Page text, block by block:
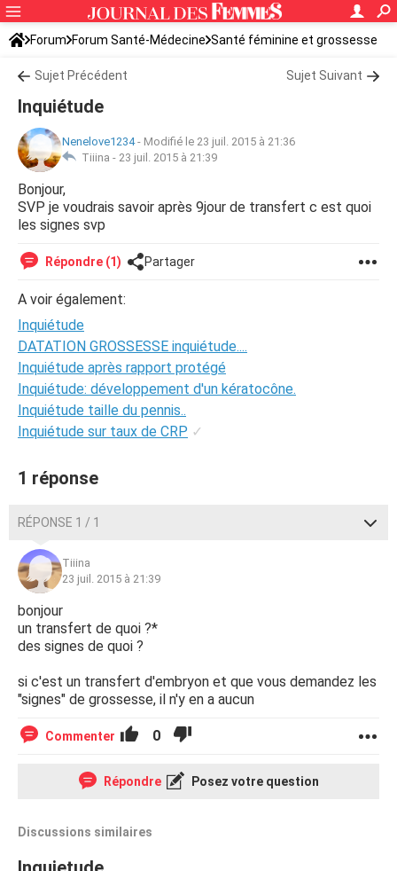
Forum Forum Santé-Médecine Santé féminine et grossesse
Infertilité
Sujet Précédent Sujet Suivant
Inquiétude
Nenelove1234- Modifié le 23 juil. 2015 à 21:36
Tiiina - 23 juil. 2015 à 21:39
Bonjour,
SVP je voudrais savoir après 9jour de transfert c est quoi
les signes svp
Répondre (1) Partager
A voir également:
Inquiétude
DATATION GROSSESSE inquiétude....
Inquiétude après rapport protégé
Inquiétude: développement d'un kératocône.
Inquiétude taille du pennis..
Inquiétude sur taux de CRP ✓
1 réponse
RÉPONSE 1 / 1
Tiiina
23 juil. 2015 à 21:39
bonjour
un transfert de quoi ?*
des signes de quoi ?
si c'est un transfert d'embryon et que vous demandez les
"signes" de grossesse, il n'y en a aucun
Commenter 0
Répondre Posez votre question
Discussions similaires